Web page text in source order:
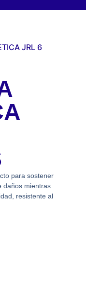
JRL 6
para sostener
daños mientras
resistente al